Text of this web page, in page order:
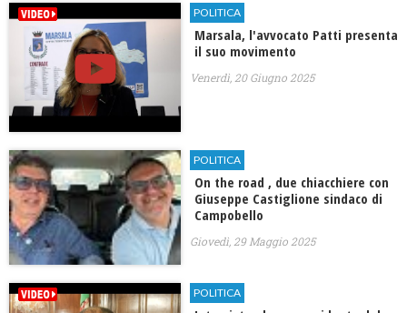
POLITICA
Marsala, l'avvocato Patti presenta
il suo movimento
Venerdì, 20 Giugno 2025
POLITICA
On the road , due chiacchiere con
Giuseppe Castiglione sindaco di
Campobello
Giovedì, 29 Maggio 2025
POLITICA